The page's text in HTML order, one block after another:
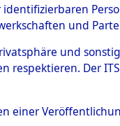
und
und
respektieren. Der
einer